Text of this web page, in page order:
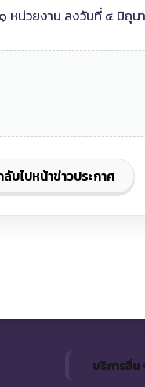
หน่วยงาน ลงวันที่ ๔ มิถุ
ลับไปหน้าข่าวประกาศ
บริการอื่น